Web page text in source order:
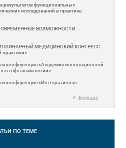
результатов функциональных
исследований в практике
ВОЗМОЖНОСТИ
МЕДИЦИНСКИЙ КОНГРЕСС
практики»
конференция «Академия инновационной
в офтальмологии»
конференция «Интегративная
Больше
ПО ТЕМЕ